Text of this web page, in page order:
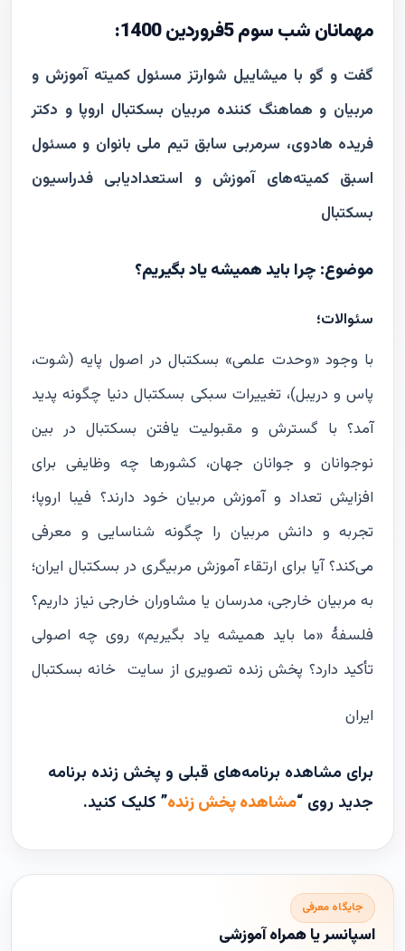
مهمانان شب سوم 5فروردین 1400:
گفت و گو با میشاییل شوارتز مسئول کمیته آموزش و
مربیان و هماهنگ کننده مربیان بسکتبال اروپا و دکتر
فریده هادوی، سرمربی سابق تیم ملی بانوان و مسئول
اسبق کمیته‌های آموزش و استعدادیابی فدراسیون
بسکتبال
موضوع: چرا باید همیشه یاد بگیریم؟
سئوالات؛
با وجود «وحدت علمی» بسکتبال در اصول پایه (شوت،
پاس و دریبل)، تغییرات سبکی بسکتبال دنیا چگونه پدید
آمد؟ با گسترش و مقبولیت یافتن بسکتبال در بین
نوجوانان و جوانان جهان، کشورها چه وظایفی برای
افزایش تعداد و آموزش مربیان خود دارند؟ فیبا اروپا؛
تجربه و دانش مربیان را چگونه شناسایی و معرفی
می‌کند؟ آیا برای ارتقاء آموزش مربیگری در بسکتبال ایران؛
به مربیان خارجی، مدرسان یا مشاوران خارجی نیاز داریم؟
فلسفۀ «ما باید همیشه یاد بگیریم» روی چه اصولی
تأکید دارد؟ پخش زنده تصویری از سایت خانه بسکتبال
ایران
برای مشاهده برنامه‌های قبلی و پخش زنده برنامه
جدید روی “مشاهده پخش زنده” کلیک کنید.
جایگاه معرفی
اسپانسر یا همراه آموزشی